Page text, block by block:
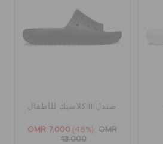
صندل II كلاسيك للأطفال
OMR 7.000 (46%)
OMR
13.000